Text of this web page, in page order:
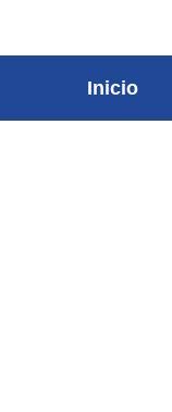
Inicio